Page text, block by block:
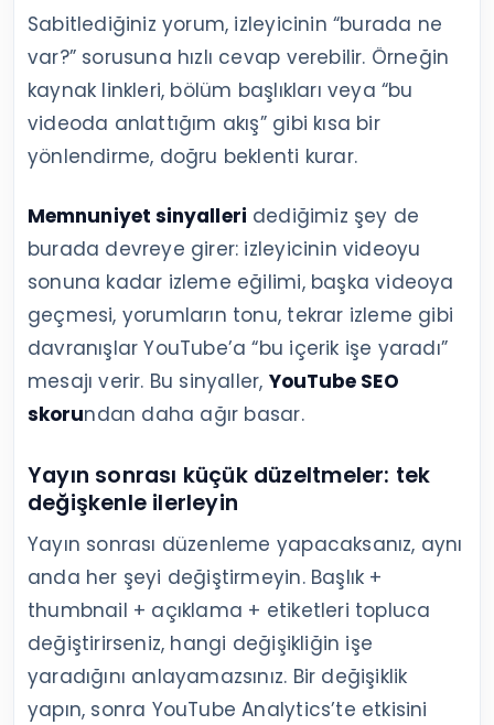
Sabitlediğiniz yorum, izleyicinin “burada ne
var?” sorusuna hızlı cevap verebilir. Örneğin
kaynak linkleri, bölüm başlıkları veya “bu
videoda anlattığım akış” gibi kısa bir
yönlendirme, doğru beklenti kurar.
Memnuniyet sinyalleri dediğimiz şey de
burada devreye girer: izleyicinin videoyu
sonuna kadar izleme eğilimi, başka videoya
geçmesi, yorumların tonu, tekrar izleme gibi
davranışlar YouTube’a “bu içerik işe yaradı”
mesajı verir. Bu sinyaller, YouTube SEO
skorundan daha ağır basar.
Yayın sonrası küçük düzeltmeler: tek
değişkenle ilerleyin
Yayın sonrası düzenleme yapacaksanız, aynı
anda her şeyi değiştirmeyin. Başlık +
thumbnail + açıklama + etiketleri topluca
değiştirirseniz, hangi değişikliğin işe
yaradığını anlayamazsınız. Bir değişiklik
yapın, sonra YouTube Analytics’te etkisini